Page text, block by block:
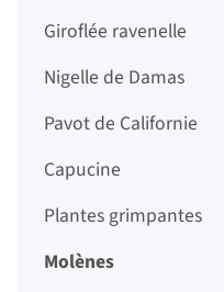
Giroflée ravenelle
Nigelle de Damas
Pavot de Californie
Capucine
Plantes grimpantes
Molènes